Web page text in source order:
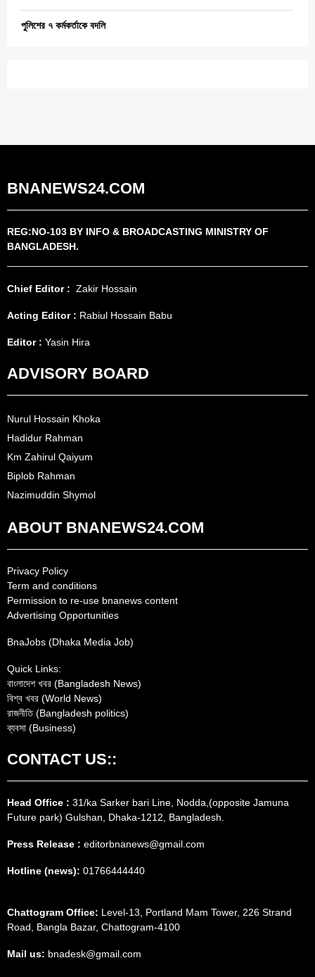
পুলিশের ৭ কর্মকর্তাকে বদলি
BNANEWS24.COM
REG:NO-103 BY INFO & BROADCASTING MINISTRY OF
BANGLADESH.
Chief Editor : Zakir Hossain
Acting Editor : Rabiul Hossain Babu
Editor : Yasin Hira
ADVISORY BOARD
Nurul Hossain Khoka
Hadidur Rahman
Km Zahirul Qaiyum
Biplob Rahman
Nazimuddin Shymol
ABOUT BNANEWS24.COM
Privacy Policy
Term and conditions
Permission to re-use bnanews content
Advertising Opportunities
BnaJobs (Dhaka Media Job)
Quick Links:
বাংলাদেশ খবর (Bangladesh News)
বিশ্ব খবর (World News)
রাজনীতি (Bangladesh politics)
ব্যবসা (Business)
CONTACT US::
Head Office : 31/ka Sarker bari Line, Nodda,(opposite Jamuna
Future park) Gulshan, Dhaka-1212, Bangladesh.
Press Release : editorbnanews@gmail.com
Hotline (news): 01766444440
Chattogram Office: Level-13, Portland Mam Tower, 226 Strand
Road, Bangla Bazar, Chattogram-4100
Mail us: bnadesk@gmail.com